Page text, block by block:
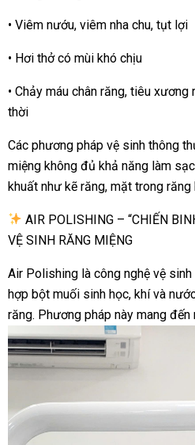
• Viêm nướu, viêm nha chu, tụt lợi
• Hơi thở có mùi khó chịu
• Chảy máu chân răng, tiêu
thời
Các phương pháp vệ sinh thông
miệng không đủ khả năng làm
khuất như kẽ răng, mặt trong răng
AIR POLISHING – “CHIẾN
VỆ SINH RĂNG MIỆNG
Air Polishing là công nghệ vệ
hợp bột muối sinh học, khí và
răng. Phương pháp này mang